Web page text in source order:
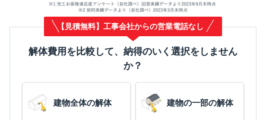
【見積無料】工事会社からの営業電話なし
解体費用を比較して、納得のいく選択をしません
か？
建物全体の解体 建物の一部の解体